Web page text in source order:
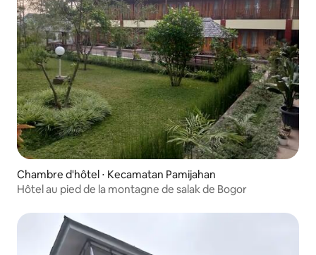
Chambre d'hôtel ⋅ Kecamatan Pamijahan
Hôtel au pied de la montagne de salak de Bogor